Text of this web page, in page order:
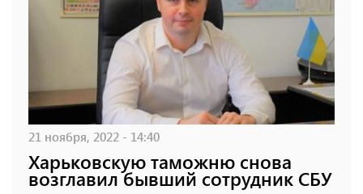
21 ноября, 2022 - 14:40
Харьковскую таможню снова
возглавил бывший сотрудник СБУ